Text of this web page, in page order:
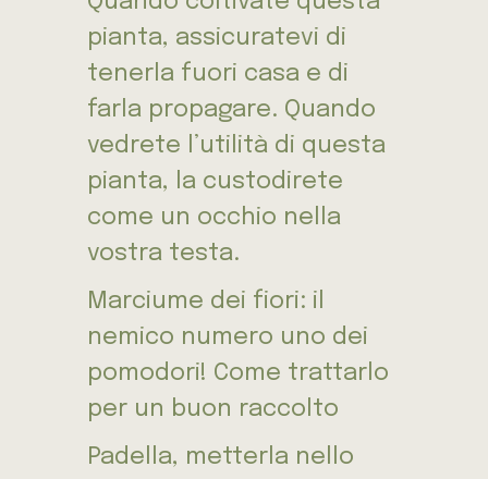
pianta, assicuratevi di
tenerla fuori casa e di
farla propagare. Quando
vedrete l’utilità di questa
pianta, la custodirete
come un occhio nella
vostra testa.
Marciume dei fiori: il
nemico numero uno dei
pomodori! Come trattarlo
per un buon raccolto
Padella, metterla nello